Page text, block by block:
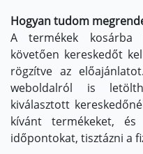
Hogyan tudom
A termékek kosárba
követően kereskedőt
rögzítve az
weboldalról is
kiválasztott
kívánt termékeket,
időpontokat, tisztázni a